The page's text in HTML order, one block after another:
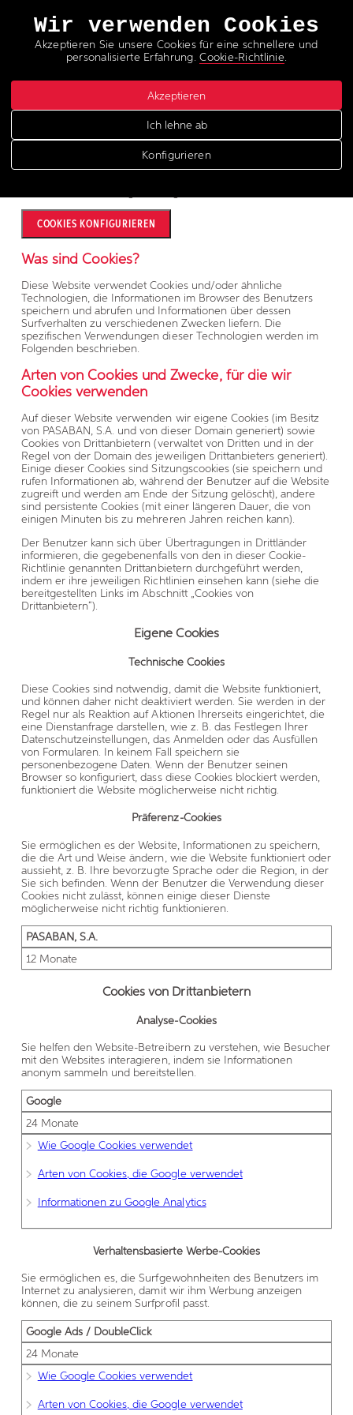
Política cookies
COOKIES KONFIGURIEREN
Was sind Cookies?
Diese Website verwendet Cookies und/oder ähnliche
Technologien, die Informationen im Browser des Benutzers
speichern und abrufen und Informationen über dessen
Surfverhalten zu verschiedenen Zwecken liefern. Die
spezifischen Verwendungen dieser Technologien werden im
Folgenden beschrieben.
Arten von Cookies und Zwecke, für die wir
Cookies verwenden
Auf dieser Website verwenden wir eigene Cookies (im Besitz
von PASABAN, S.A. und von dieser Domain generiert) sowie
Cookies von Drittanbietern (verwaltet von Dritten und in der
Regel von der Domain des jeweiligen Drittanbieters generiert).
Einige dieser Cookies sind Sitzungscookies (sie speichern und
rufen Informationen ab, während der Benutzer auf die Website
zugreift und werden am Ende der Sitzung gelöscht), andere
sind persistente Cookies (mit einer längeren Dauer, die von
einigen Minuten bis zu mehreren Jahren reichen kann).
Der Benutzer kann sich über Übertragungen in Drittländer
informieren, die gegebenenfalls von den in dieser Cookie-
Richtlinie genannten Drittanbietern durchgeführt werden,
indem er ihre jeweiligen Richtlinien einsehen kann (siehe die
bereitgestellten Links im Abschnitt „Cookies von
Drittanbietern“).
Eigene Cookies
Technische Cookies
Diese Cookies sind notwendig, damit die Website funktioniert,
und können daher nicht deaktiviert werden. Sie werden in der
Regel nur als Reaktion auf Aktionen Ihrerseits eingerichtet, die
eine Dienstanfrage darstellen, wie z. B. das Festlegen Ihrer
Datenschutzeinstellungen, das Anmelden oder das Ausfüllen
von Formularen. In keinem Fall speichern sie
personenbezogene Daten. Wenn der Benutzer seinen
Browser so konfiguriert, dass diese Cookies blockiert werden,
funktioniert die Website möglicherweise nicht richtig.
Präferenz-Cookies
Sie ermöglichen es der Website, Informationen zu speichern,
die die Art und Weise ändern, wie die Website funktioniert oder
aussieht, z. B. Ihre bevorzugte Sprache oder die Region, in der
Sie sich befinden. Wenn der Benutzer die Verwendung dieser
Cookies nicht zulässt, können einige dieser Dienste
möglicherweise nicht richtig funktionieren.
PASABAN, S.A.
12 Monate
Cookies von Drittanbietern
Analyse-Cookies
Sie helfen den Website-Betreibern zu verstehen, wie Besucher
mit den Websites interagieren, indem sie Informationen
anonym sammeln und bereitstellen.
Google
24 Monate
Wie Google Cookies verwendet
Arten von Cookies, die Google verwendet
Informationen zu Google Analytics
Verhaltensbasierte Werbe-Cookies
Sie ermöglichen es, die Surfgewohnheiten des Benutzers im
Internet zu analysieren, damit wir ihm Werbung anzeigen
können, die zu seinem Surfprofil passt.
Google Ads / DoubleClick
24 Monate
Wie Google Cookies verwendet
Arten von Cookies, die Google verwendet
Wir verwenden Cookies
Akzeptieren Sie unsere Cookies für eine schnellere und
personalisierte Erfahrung.Cookie-Richtlinie
Konfigurieren
Ich lehne ab
Akzeptieren